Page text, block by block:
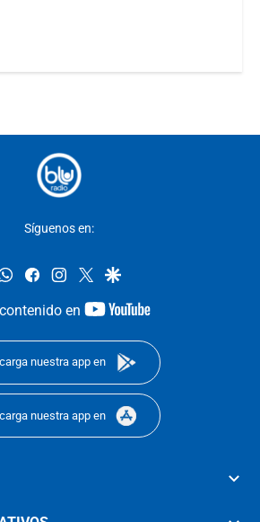
Síguenos en:
whatsappfacebookinstagram
twittergoogle
en
youtube-
nuestra app en
nuestra app en